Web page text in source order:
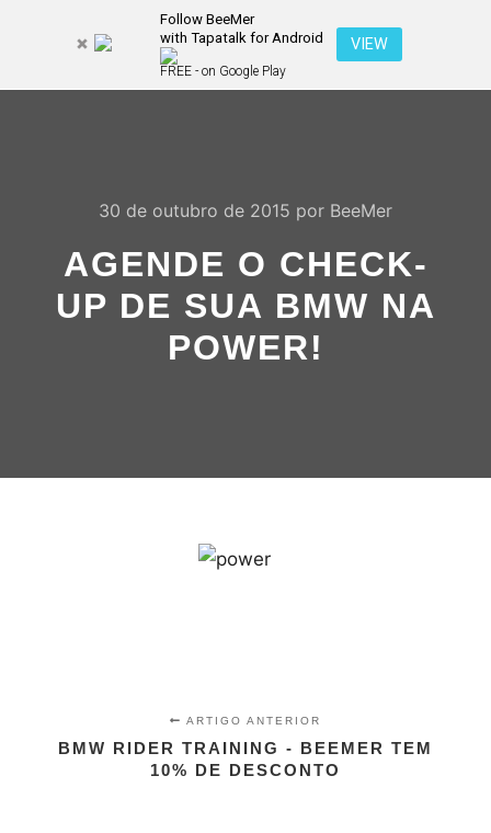
Follow BeeMer
with Tapatalk for Android
FREE - on Google Play
VIEW
30 de outubro de 2015 por BeeMer
AGENDE O CHECK-
UP DE SUA BMW NA
POWER!
ARTIGO ANTERIOR
BMW RIDER TRAINING - BEEMER TEM
10% DE DESCONTO